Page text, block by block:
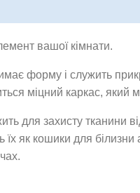
вашої кімнати.
форму і служить
міцний каркас,
для захисту тканини
їх як кошики для